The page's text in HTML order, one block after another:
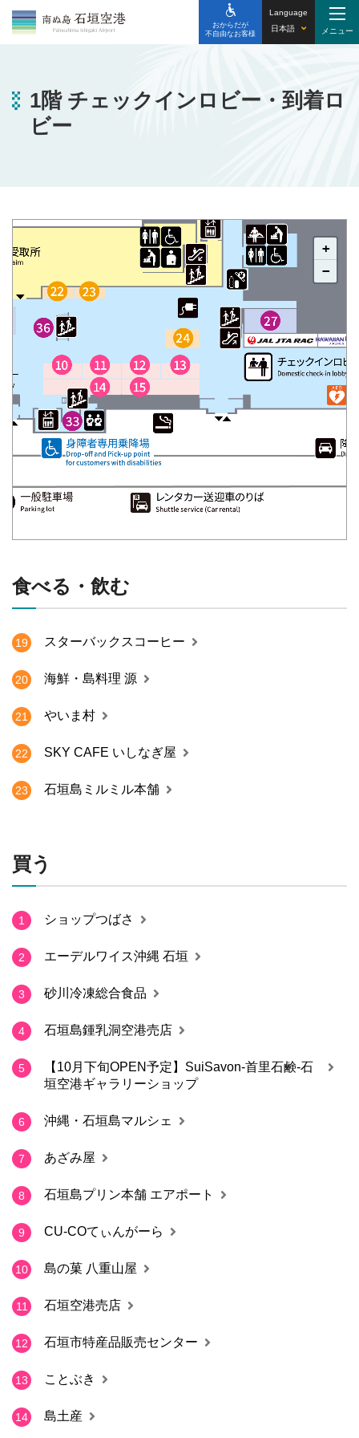
おからだが
不自由なお客様
Language
日本語
1階 チェックインロビー・到着ロ
ビー
+
−
食べる・飲む
19 スターバックスコーヒー
20 海鮮・島料理 源
21 やいま村
22 SKY CAFE いしなぎ屋
23 石垣島ミルミル本舗
買う
1 ショップつばさ
2 エーデルワイス沖縄 石垣
3 砂川冷凍総合食品
4 石垣島鍾乳洞空港売店
5
【10月下旬OPEN予定】SuiSavon-首里石鹸-石
垣空港ギャラリーショップ
6 沖縄・石垣島マルシェ
7 あざみ屋
8 石垣島プリン本舗 エアポート
9 CU-COてぃんがーら
10 島の菓 八重山屋
11 石垣空港売店
12 石垣市特産品販売センター
13 ことぶき
14 島土産